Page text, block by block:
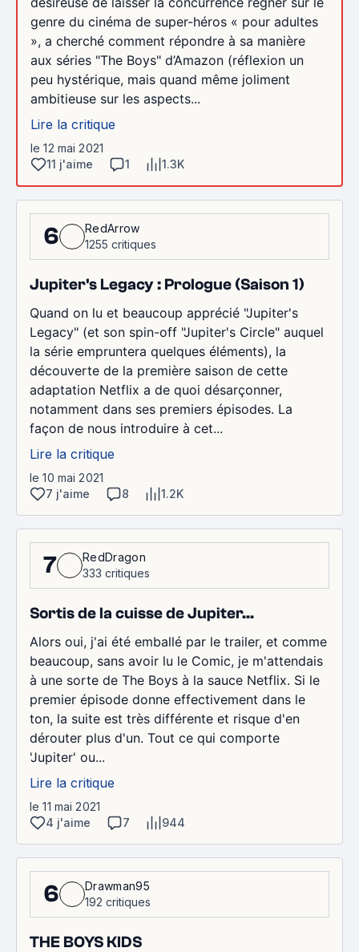
genre du cinéma de super-héros « pour adultes
», a cherché comment répondre à sa manière
aux séries "The Boys" d’Amazon (réflexion un
peu hystérique, mais quand même joliment
ambitieuse sur les aspects...
Lire la critique
le 12 mai 2021
11 j'aime
1 1.3K
6
RedArrow
1255 critiques
Jupiter's Legacy : Prologue (Saison 1)
Quand on lu et beaucoup apprécié "Jupiter's
Legacy" (et son spin-off "Jupiter's Circle" auquel
la série empruntera quelques éléments), la
découverte de la première saison de cette
adaptation Netflix a de quoi désarçonner,
notamment dans ses premiers épisodes. La
façon de nous introduire à cet...
Lire la critique
le 10 mai 2021
7 j'aime
8 1.2K
7
RedDragon
333 critiques
Sortis de la cuisse de Jupiter...
Alors oui, j'ai été emballé par le trailer, et comme
beaucoup, sans avoir lu le Comic, je m'attendais
à une sorte de The Boys à la sauce Netflix. Si le
premier épisode donne effectivement dans le
ton, la suite est très différente et risque d'en
dérouter plus d'un. Tout ce qui comporte
'Jupiter' ou...
Lire la critique
le 11 mai 2021
4 j'aime
7 944
6
Drawman95
192 critiques
THE BOYS KIDS